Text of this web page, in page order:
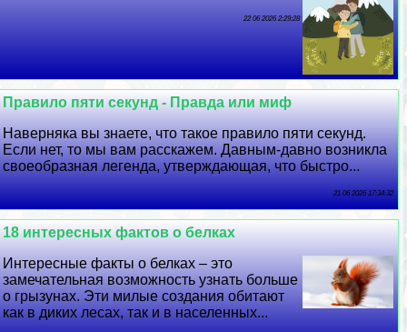
22 06 2026 2:29:28
Правило пяти секунд - Правда или миф
Наверняка вы знаете, что такое правило пяти секунд.
Если нет, то мы вам расскажем. Давным-давно возникла
своеобразная легенда, утверждающая, что быстро...
21 06 2026 17:34:32
18 интересных фактов о белках
Интересные факты о белках – это
замечательная возможность узнать больше
о грызунах. Эти милые создания обитают
как в диких лесах, так и в населенных...